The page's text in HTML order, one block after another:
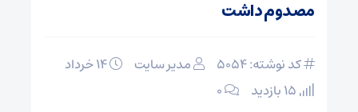
مصدوم داشت
کد نوشته: 5054 مدیر سایت
۰